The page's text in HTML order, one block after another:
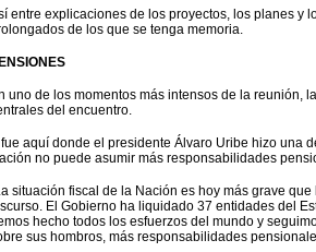
entre explicaciones de los proyectos, los planes y
de los que se tenga memoria.
uno de los momentos más intensos de la reunión,
del encuentro.
aquí donde el presidente Álvaro Uribe hizo una
no puede asumir más responsabilidades
situación fiscal de la Nación es hoy más grave
El Gobierno ha liquidado 37 entidades del
hecho todos los esfuerzos del mundo y
sus hombros, más responsabilidades